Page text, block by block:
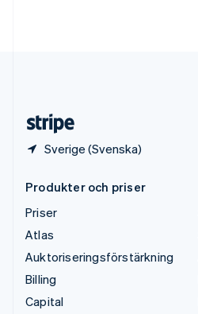
Sverige (Svenska)
Produkter och priser
Priser
Atlas
Auktoriseringsförstärkning
Billing
Capital